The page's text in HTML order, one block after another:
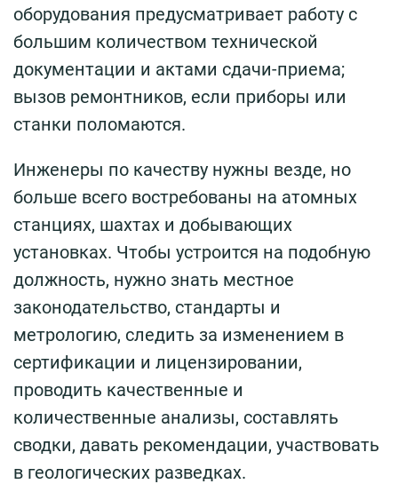
оборудования предусматривает работу с
большим количеством технической
документации и актами сдачи-приема;
вызов ремонтников, если приборы или
станки поломаются.
Инженеры по качеству нужны везде, но
больше всего востребованы на атомных
станциях, шахтах и добывающих
установках. Чтобы устроится на подобную
должность, нужно знать местное
законодательство, стандарты и
метрологию, следить за изменением в
сертификации и лицензировании,
проводить качественные и
количественные анализы, составлять
сводки, давать рекомендации, участвовать
в геологических разведках.